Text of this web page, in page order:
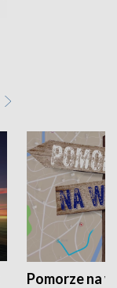
Pomorze na